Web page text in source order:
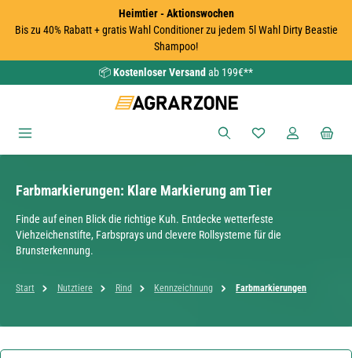
Heimtier - Aktionswochen
Bis zu 40% Rabatt + gratis Wahl Conditioner zu jedem 5l Wahl Dirty Beastie
Shampoo!
📦Kostenloser Versand ab 199€**
Du hast 0
Farbmarkierungen: Klare Markierung am Tier
Finde auf einen Blick die richtige Kuh. Entdecke wetterfeste
Viehzeichenstifte, Farbsprays und clevere Rollsysteme für die
Brunsterkennung.
Start Nutztiere Rind Kennzeichnung Farbmarkierungen